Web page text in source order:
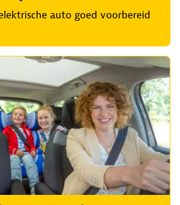
auto goed voorbereid